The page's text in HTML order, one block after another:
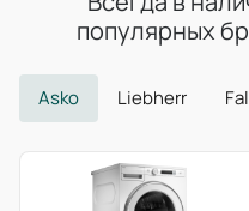
популярных
Asko Liebherr